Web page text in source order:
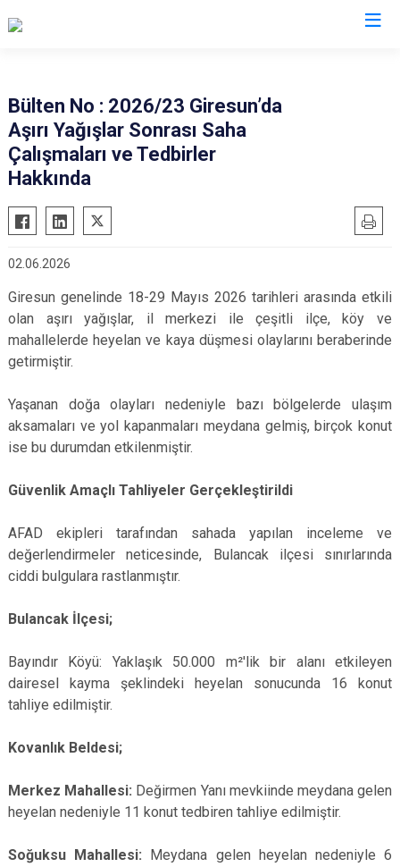
Bülten No : 2026/23 Giresun’da
Aşırı Yağışlar Sonrası Saha
Çalışmaları ve Tedbirler
Hakkında
02.06.2026
Giresun genelinde 18-29 Mayıs 2026 tarihleri arasında etkili
olan aşırı yağışlar, il merkezi ile çeşitli ilçe, köy ve
mahallelerde heyelan ve kaya düşmesi olaylarını beraberinde
getirmiştir.
Yaşanan doğa olayları nedeniyle bazı bölgelerde ulaşım
aksamaları ve yol kapanmaları meydana gelmiş, birçok konut
ise bu durumdan etkilenmiştir.
Güvenlik Amaçlı Tahliyeler Gerçekleştirildi
AFAD ekipleri tarafından sahada yapılan inceleme ve
değerlendirmeler neticesinde, Bulancak ilçesi sınırlarında
ciddi bulgulara rastlanmıştır.
Bulancak İlçesi;
Bayındır Köyü: Yaklaşık 50.000 m²'lik bir alanı etkileyen
dairesel kayma şeklindeki heyelan sonucunda 16 konut
tahliye edilmiştir.
Kovanlık Beldesi;
Merkez Mahallesi: Değirmen Yanı mevkiinde meydana gelen
heyelan nedeniyle 11 konut tedbiren tahliye edilmiştir.
Soğuksu Mahallesi: Meydana gelen heyelan nedeniyle 6